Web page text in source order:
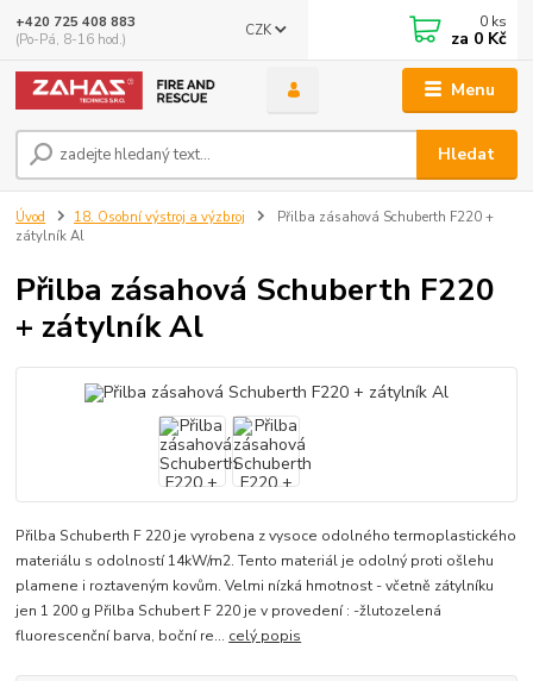
Menu
CZK
Hledat
+420 725 408 883
(Po-Pá, 8-16 hod.)
0 ks
za 0 Kč
Úvod 18. Osobní výstroj a výzbroj
Přilba zásahová Schuberth F220 +
zátylník Al
Přilba zásahová Schuberth F220
+ zátylník Al
Přilba Schuberth F 220 je vyrobena z vysoce odolného termoplastického
materiálu s odolností 14kW/m2. Tento materiál je odolný proti ošlehu
plamene i roztaveným kovům. Velmi nízká hmotnost - včetně zátylníku
jen 1 200 g Přilba Schubert F 220 je v provedení : -žlutozelená
fluorescenční barva, boční re... celý popis